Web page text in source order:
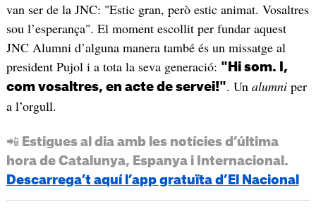
van ser de la JNC: "Estic gran, però estic animat. Vosaltres
sou l’esperança". El moment escollit per fundar aquest
JNC Alumni d’alguna manera també és un missatge al
president Pujol i a tota la seva generació: "Hi som. I,
com vosaltres, en acte de servei!". Un alumniper
a l’orgull.
📲 Estigues al dia amb les notícies d’última
hora de Catalunya, Espanya i Internacional.
Descarrega’t aquí l’app gratuïta d’El Nacional